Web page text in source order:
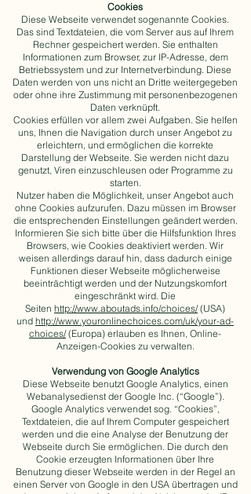
Cookies
Diese Webseite verwendet sogenannte Cookies.
Das sind Textdateien, die vom Server aus auf Ihrem
Rechner gespeichert werden. Sie enthalten
Informationen zum Browser, zur IP-Adresse, dem
Betriebssystem und zur Internetverbindung. Diese
Daten werden von uns nicht an Dritte weitergegeben
oder ohne ihre Zustimmung mit personenbezogenen
Daten verknüpft.
Cookies erfüllen vor allem zwei Aufgaben. Sie helfen
uns, Ihnen die Navigation durch unser Angebot zu
erleichtern, und ermöglichen die korrekte
Darstellung der Webseite. Sie werden nicht dazu
genutzt, Viren einzuschleusen oder Programme zu
starten.
Nutzer haben die Möglichkeit, unser Angebot auch
ohne Cookies aufzurufen. Dazu müssen im Browser
die entsprechenden Einstellungen geändert werden.
Informieren Sie sich bitte über die Hilfsfunktion Ihres
Browsers, wie Cookies deaktiviert werden. Wir
weisen allerdings darauf hin, dass dadurch einige
Funktionen dieser Webseite möglicherweise
beeinträchtigt werden und der Nutzungskomfort
eingeschränkt wird. Die
Seiten http://www.aboutads.info/choices/(USA)
und http://www.youronlinechoices.com/uk/your-ad-
choices/(Europa) erlauben es Ihnen, Online-
Anzeigen-Cookies zu verwalten.
Verwendung von Google Analytics
Diese Webseite benutzt Google Analytics, einen
Webanalysedienst der Google Inc. (“Google”).
Google Analytics verwendet sog. “Cookies”,
Textdateien, die auf Ihrem Computer gespeichert
werden und die eine Analyse der Benutzung der
Webseite durch Sie ermöglichen. Die durch den
Cookie erzeugten Informationen über Ihre
Benutzung dieser Webseite werden in der Regel an
einen Server von Google in den USA übertragen und